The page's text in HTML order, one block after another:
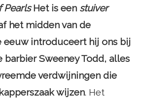
PearlsHet is een stuiver
het midden van de
eeuw introduceert hij ons bij
barbier Sweeney Todd, alles
verdwijningen die
wijzen. Het